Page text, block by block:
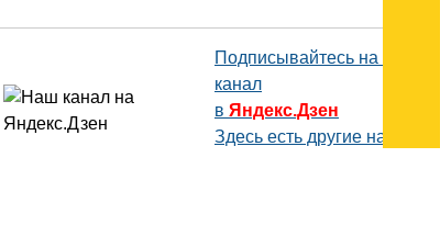
Подписывайтесь на наш
канал
в Яндекс.Дзен
Здесь есть другие наши